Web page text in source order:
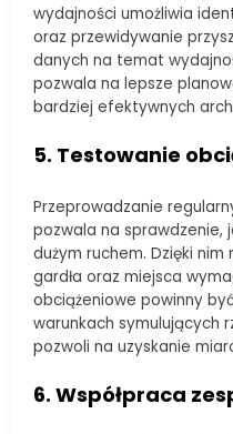
wydajności umożliwia
oraz przewidywanie
danych na temat
pozwala na lepsze
bardziej efektywnych
5. Testowanie
Przeprowadzanie
pozwala na sprawdzenie,
dużym ruchem. Dzięki
gardła oraz miejsca
obciążeniowe powinny
warunkach symulujących
pozwoli na uzyskanie
6. Współpraca